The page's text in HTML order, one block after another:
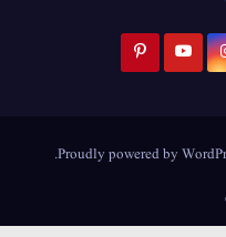
Proudly powered by
.